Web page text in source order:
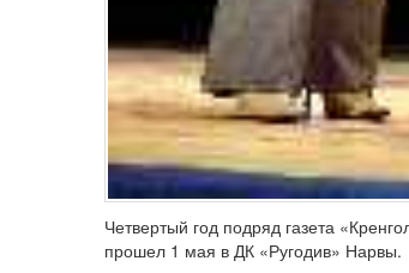
Четвертый год подряд газета
прошел 1 мая в ДК «Ругодив» Нарвы.